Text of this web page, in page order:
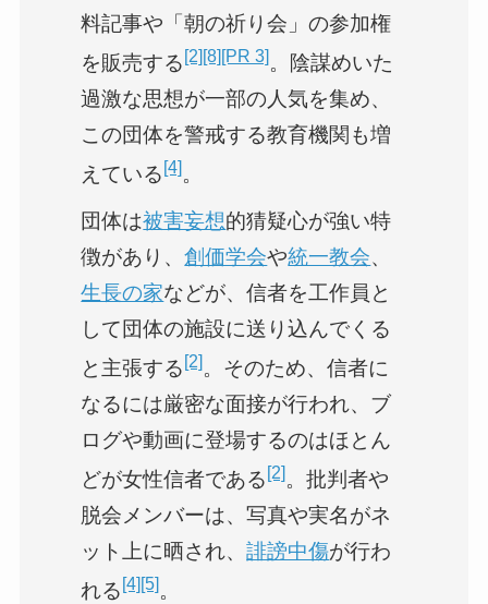
料記事や「朝の祈り会」の参加権
を販売する [2] [8] [PR 3] 。陰謀めいた
過激な思想が一部の人気を集め、
この団体を警戒する教育機関も増
えている [4] 。
団体は被害妄想的猜疑心が強い特
徴があり、創価学会や統一教会、
生長の家などが、信者を工作員と
して団体の施設に送り込んでくる
と主張する [2] 。そのため、信者に
なるには厳密な面接が行われ、ブ
ログや動画に登場するのはほとん
どが女性信者である [2] 。批判者や
脱会メンバーは、写真や実名がネ
ット上に晒され、誹謗中傷が行わ
れる [4] [5] 。